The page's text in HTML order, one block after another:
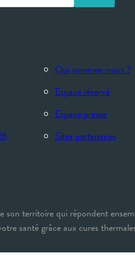
Qui sommes-nous ?
Espace réservé
Espace presse
Sites partenaires
territoire qui répondent
santé grâce aux cures